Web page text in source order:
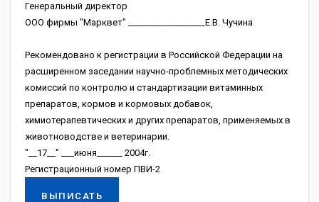
Генеральный директор
ООО фирмы "Марквет" __________________Е.В. Чучина
Рекомендовано к регистрации в Российской Федерации на
расширенном заседании научно-проблемных методических
комиссий по контролю и стандартизации витаминных
препаратов, кормов и кормовых добавок,
химиотерапевтических и других препаратов, применяемых в
животноводстве и ветеринарии.
"__17__" ___июня______ 2004г.
Регистрационный номер ПВИ-2
ВЫПИСАТЬ